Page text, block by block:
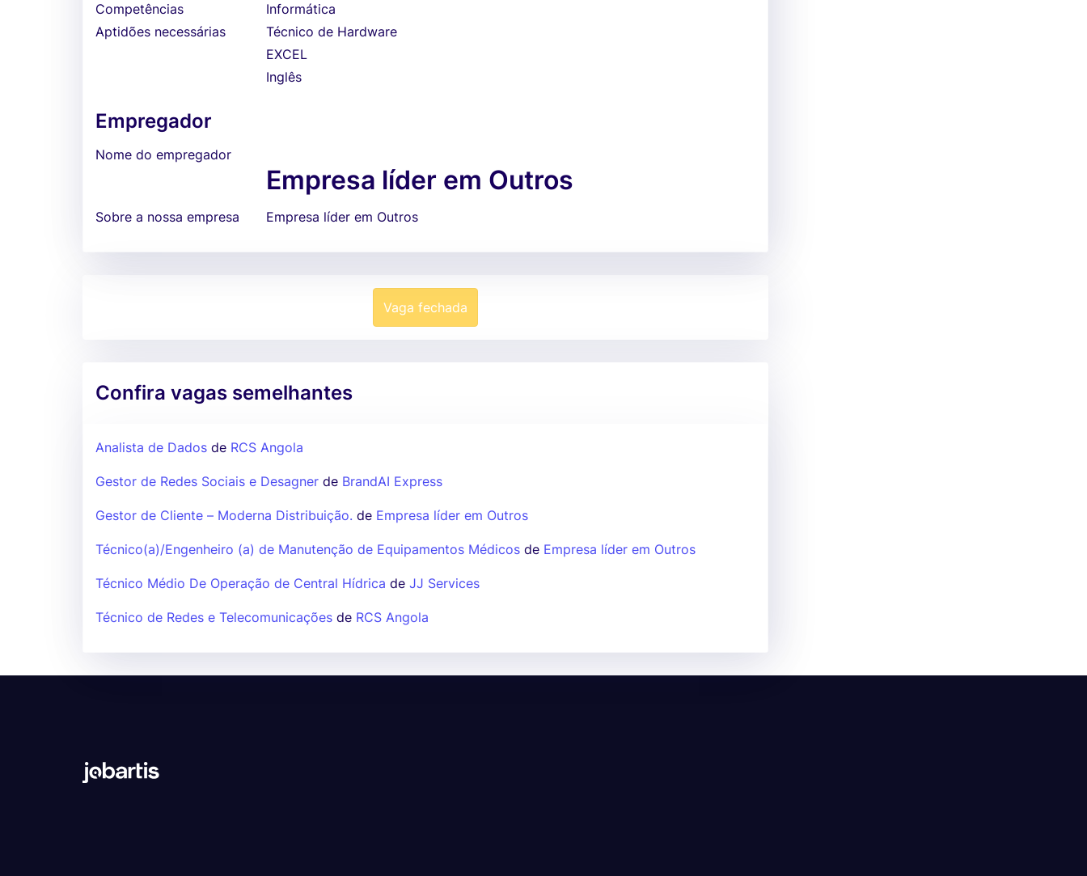
Competências
Informática
Aptidões necessárias
Técnico de Hardware
EXCEL
Inglês
Empregador
Nome do empregador
Empresa líder em Outros
Sobre a nossa empresa Empresa líder em Outros
Vaga fechada
Confira vagas semelhantes
Analista de Dados de RCS Angola
Gestor de Redes Sociais e Desagner de BrandAI Express
Gestor de Cliente – Moderna Distribuição. de Empresa líder em Outros
Técnico(a)/Engenheiro (a) de Manutenção de Equipamentos Médicos de Empresa líder em Outros
Técnico Médio De Operação de Central Hídrica de JJ Services
Técnico de Redes e Telecomunicações de RCS Angola